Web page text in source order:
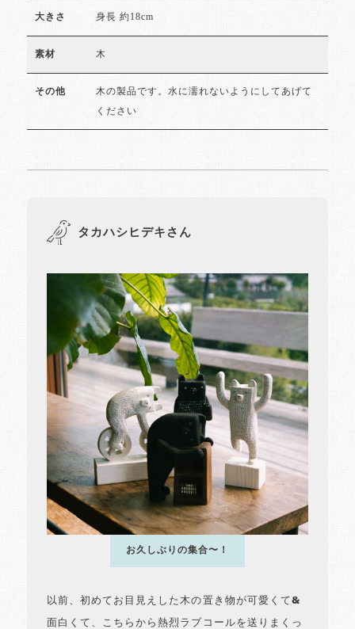
大きさ 身長 約18cm
素材 木
その他 木の製品です。水に濡れないようにしてあげて
ください
タカハシヒデキさん
お久しぶりの集合〜！
以前、初めてお目見えした木の置き物が可愛くて&
面白くて、こちらから熱烈ラブコールを送りまくっ